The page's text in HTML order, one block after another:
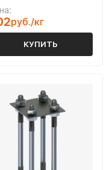
руб./кг
КУПИТЬ